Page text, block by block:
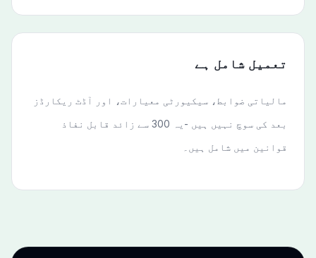
تعمیل شامل ہے
مالیاتی ضوابط، سیکیورٹی معیارات، اور آڈٹ ریکارڈز
بعد کی سوچ نہیں ہیں -یہ 300 سے زائد قابل نفاذ
قوانین میں شامل ہیں۔